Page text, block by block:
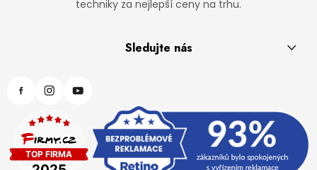
techniky za nejlepší ceny na trhu.
Sledujte nás